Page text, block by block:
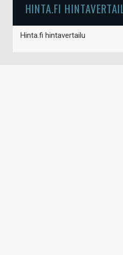
HINTA.FI
Hinta.fi hintavertailu